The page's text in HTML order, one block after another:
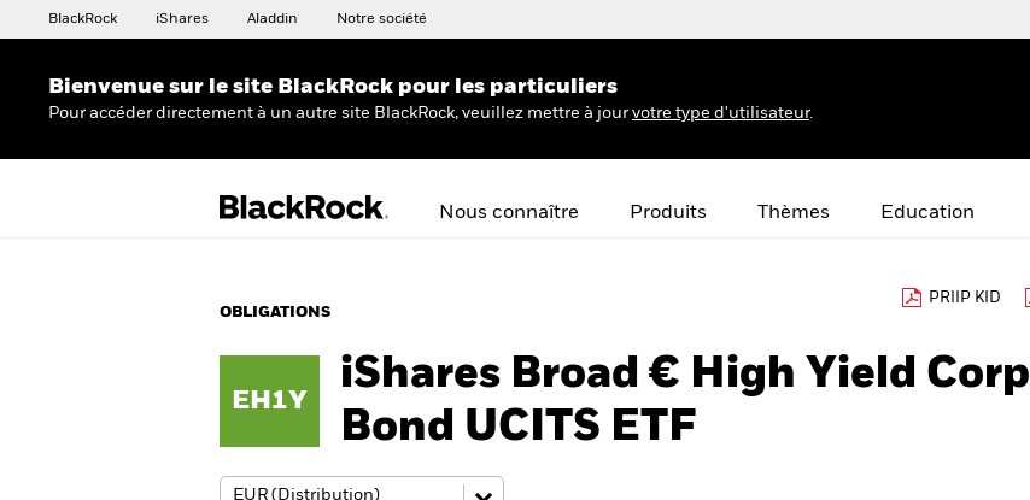
BlackRock iShares Aladdin Notre société
Bienvenue sur le site BlackRock pour les particuliers
Pour accéder directement à un autre site BlackRock, veuillez mettre à jour votre type d'utilisateur.
Nous connaître Produits Thèmes Education
OBLIGATIONS
PRIIP KID
EH1Y
iShares Broad € High Yield Corp
Bond UCITS ETF